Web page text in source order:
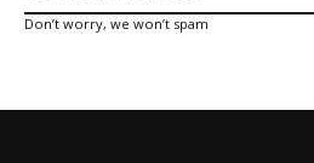
Don’t worry, we won’t spam